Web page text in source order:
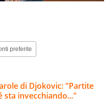
preferite
di Djokovic: "Partite
sta invecchiando..."